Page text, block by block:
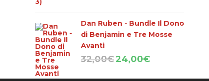
4,80€
a
Dan Ruben - Bundle Il Dono
di Benjamin e Tre Mosse
Avanti
32,00€Il
originale
24,00€Il
attuale